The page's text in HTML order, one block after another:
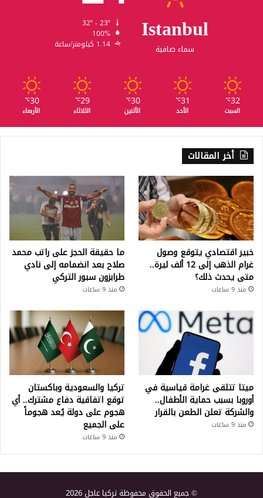
Istanbul
سماء صافية
100%
1.14 كيلومتر/ساعة
32
℃
السبت
31
℃
الأحد
30
℃
الأثنين
29
℃
الثلاثاء
30
℃
الأربعاء
أخر المقالات
خبير اقتصادي يتوقع وصول
غرام الذهب إلى 12 ألف ليرة..
متى يحدث ذلك؟
منذ 9 ساعات
ما حقيقة الحجز على راتب محمد
صلاح بعد انضمامه إلى نادي
طرابزون سبور التركي
منذ 9 ساعات
ميتا تتلقى غرامة قياسية في
أوروبا بسبب حماية الأطفال..
والشركة تعلن الطعن بالقرار
منذ 9 ساعات
تركيا والسعودية وباكستان
توقع اتفاقية دفاع مشترك.. أي
هجوم على دولة يُعد هجوماً
على الجميع
منذ 9 ساعات
© جميع الحقوق محفوظة تركيا عاجل 2026